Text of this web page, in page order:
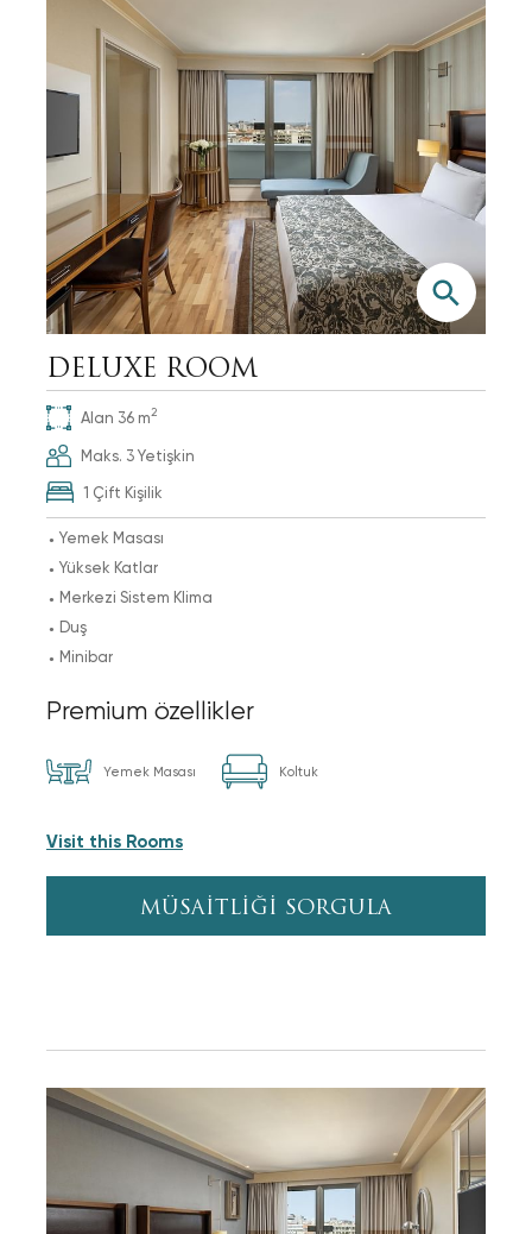
DELUXE ROOM
Alan 36 m2
Maks. 3Yetişkin
1 Çift Kişilik
Yemek Masası
Yüksek Katlar
Merkezi Sistem Klima
Duş
Minibar
Premium özellikler
Yemek Masası Koltuk
Visit this Rooms
MÜSAİTLİĞİ SORGULA